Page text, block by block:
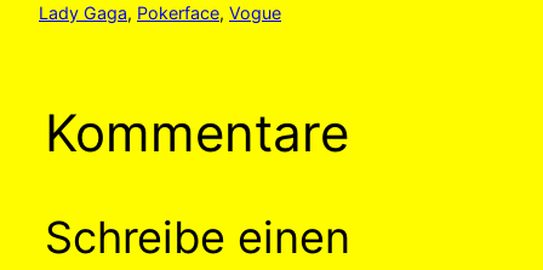
Lady Gaga, Pokerface, Vogue
Kommentare
Schreibe einen